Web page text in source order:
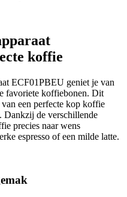
koffie
ECF01PBEU geniet je van
favoriete koffiebonen. Dit
een perfecte kop koffie
Dankzij de verschillende
precies naar wens
espresso of een milde latte.